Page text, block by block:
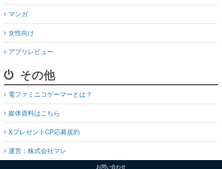
マンガ
女性向け
アプリレビュー
その他
電ファミニコゲーマーとは？
媒体資料はこちら
XプレゼントCP応募規約
運営：株式会社マレ
お問い合わせ